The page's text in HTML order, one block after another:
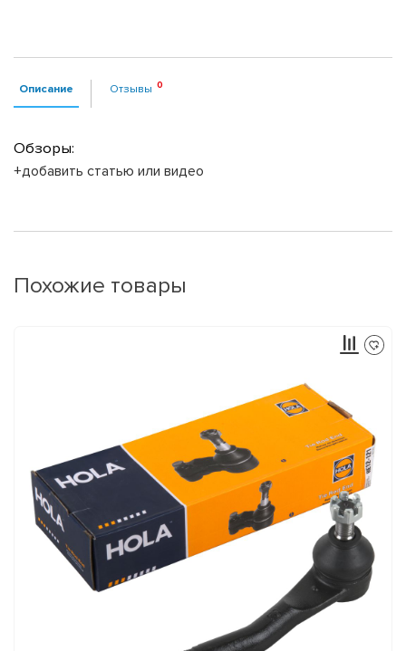
Описание Отзывы
Обзоры:
+добавить статью или видео
Похожие товары